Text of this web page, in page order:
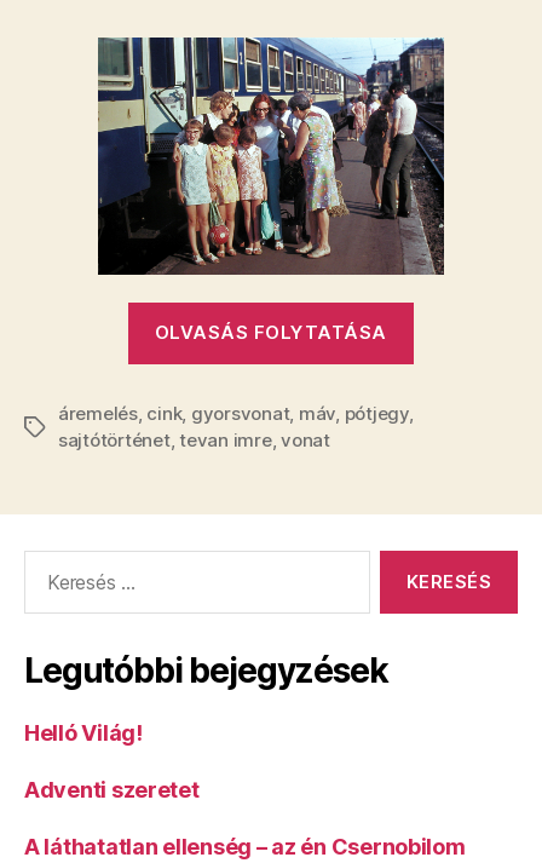
lesz
gyorsvonati
pótjegy
bejegyzéshez
OLVASÁS FOLYTATÁSA
gyorsvonati
Címkék
áremelés, cink, gyorsvonat, máv, pótjegy,
sajtótörténet,tevan imre,vonat
Legutóbbi bejegyzések
Helló Világ!
Adventi szeretet
A láthatatlan ellenség – az én Csernobilom